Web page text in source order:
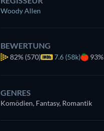
Woody Allen
BEWERTUNG
82% (570) 7.6 (58k) 93%
GENRES
Komödien, Fantasy, Romantik